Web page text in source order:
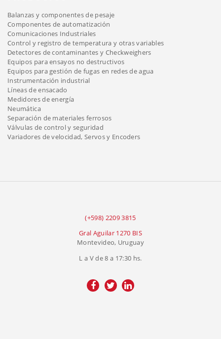
Balanzas y componentes de pesaje
Componentes de automatización
Comunicaciones Industriales
Control y registro de temperatura y otras variables
Detectores de contaminantes y Checkweighers
Equipos para ensayos no destructivos
Equipos para gestión de fugas en redes de agua
Instrumentación industrial
Líneas de ensacado
Medidores de energía
Neumática
Separación de materiales ferrosos
Válvulas de control y seguridad
Variadores de velocidad, Servos y Encoders
(+598) 2209 3815
Gral Aguilar 1270 BIS
Montevideo, Uruguay
L a V de 8 a 17:30 hs.